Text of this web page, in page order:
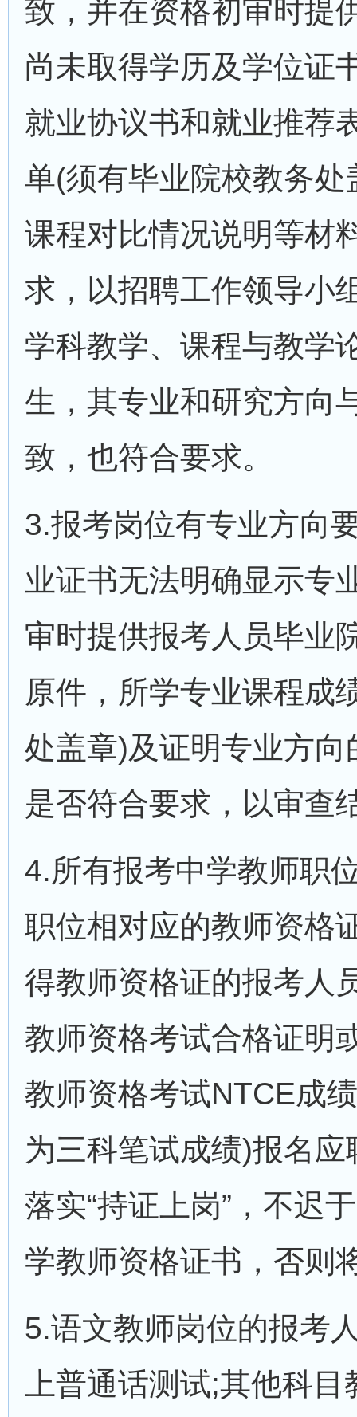
致，并在资格初审时提
尚未取得学历及学位证
就业协议书和就业推荐
单(须有毕业院校教务
课程对比情况说明等材
求，以招聘工作领导小
学科教学、课程与教学
生，其专业和研究方向
致，也符合要求。
3.报考岗位有专业方向
业证书无法明确显示专
审时提供报考人员毕业
原件，所学专业课程成
处盖章)及证明专业方
是否符合要求，以审查
4.所有报考中学教师职
职位相对应的教师资格
得教师资格证的报考人
教师资格考试合格证明
教师资格考试NTCE成
为三科笔试成绩)报名
落实“持证上岗”，不迟
学教师资格证书，否则
5.语文教师岗位的报考
上普通话测试;其他科